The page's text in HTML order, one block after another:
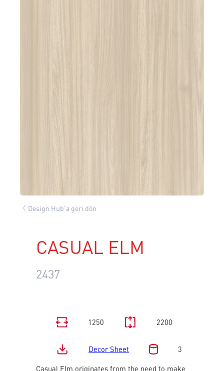
Design Hub'a geri dön
CASUAL ELM
2437
1250 2200
Decor Sheet 3
Casual Elm originates from the need to make